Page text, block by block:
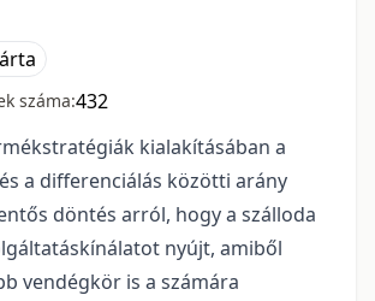
száma:432
kialakításában a
a differenciálás közötti arány
döntés arról, hogy a szálloda
nyújt, amiből
vendégkör is a számára